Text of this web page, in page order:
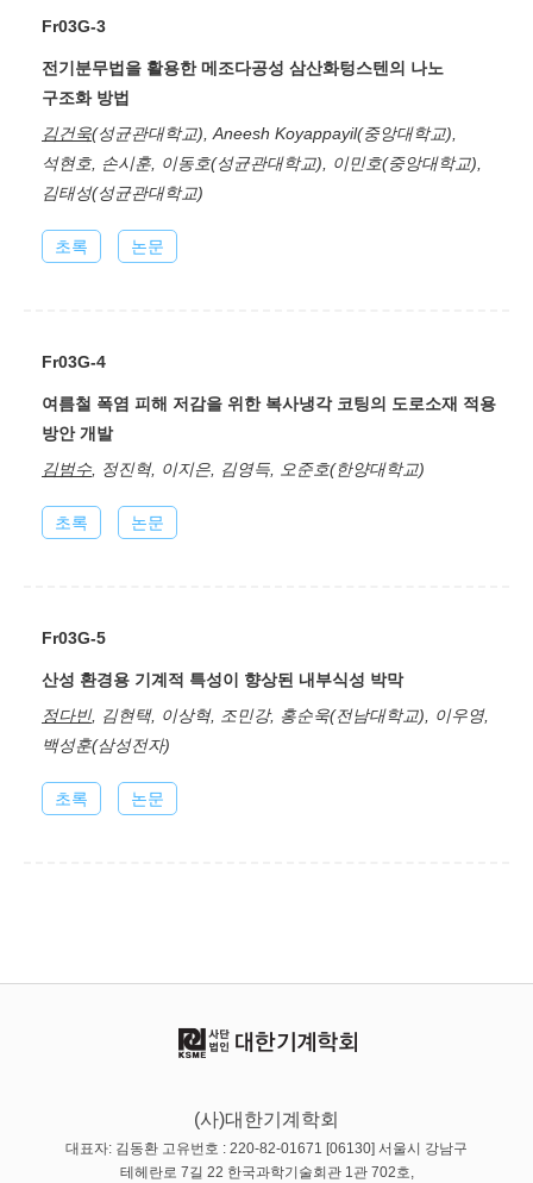
Fr03G-3
전기분무법을 활용한 메조다공성 삼산화텅스텐의 나노
구조화 방법
김건욱(성균관대학교), Aneesh Koyappayil(중앙대학교),
석현호, 손시훈, 이동호(성균관대학교), 이민호(중앙대학교),
김태성(성균관대학교)
초록 논문
Fr03G-4
여름철 폭염 피해 저감을 위한 복사냉각 코팅의 도로소재 적용
방안 개발
김범수, 정진혁, 이지은, 김영득, 오준호(한양대학교)
초록 논문
Fr03G-5
산성 환경용 기계적 특성이 향상된 내부식성 박막
정다빈, 김현택, 이상혁, 조민강, 홍순욱(전남대학교), 이우영,
백성훈(삼성전자)
초록 논문
(사)대한기계학회
대표자: 김동환 고유번호 : 220-82-01671 [06130] 서울시 강남구
테헤란로 7길 22 한국과학기술회관 1관 702호,